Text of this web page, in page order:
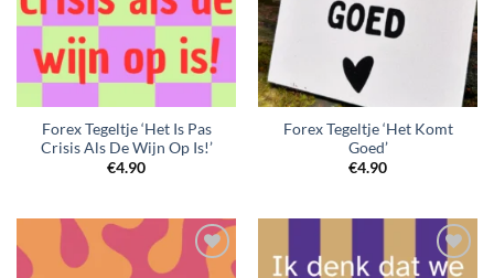
Forex Tegeltje ‘Het Is Pas
Crisis Als De Wijn Op Is!’
€4.90
Forex Tegeltje ‘Het Komt
Goed’
€4.90